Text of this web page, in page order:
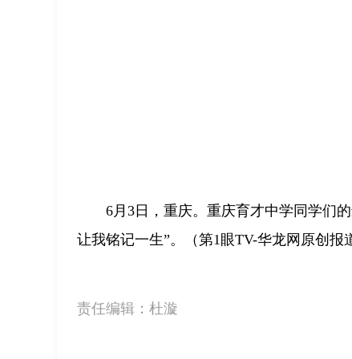
6月3日，重庆。重庆育才中学同学们
让我铭记一生”。（第1眼TV-华龙网原创
责任编辑： 杜漩